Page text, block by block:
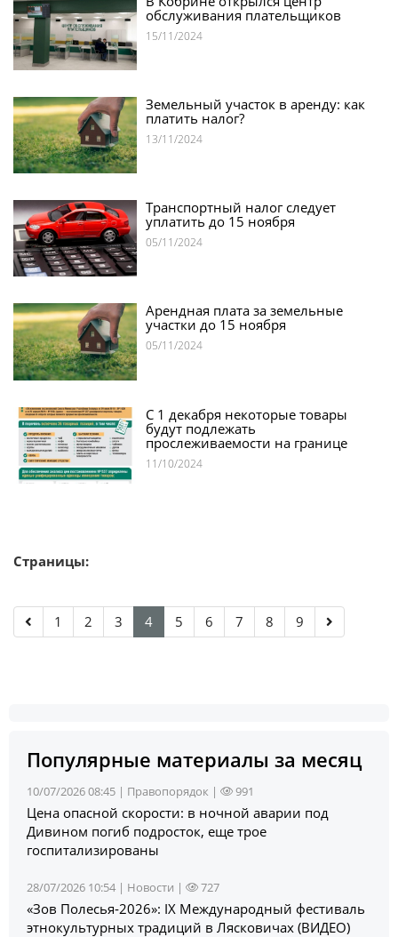
15/11/2024
обслуживания плательщиков
13/11/2024
Земельный участок в аренду: как
платить налог?
05/11/2024
Транспортный налог следует
уплатить до 15 ноября
05/11/2024
Арендная плата за земельные
участки до 15 ноября
11/10/2024
С 1 декабря некоторые товары
будут подлежать
прослеживаемости на границе
Страницы:
1 2 3 4 5 6 7 8 9
Популярные материалы за месяц
10/07/2026 08:45 | Правопорядок | 991
Цена опасной скорости: в ночной аварии под
Дивином погиб подросток, еще трое
госпитализированы
28/07/2026 10:54 | Новости | 727
«Зов Полесья‑2026»: IX Международный фестиваль
этнокультурных традиций в Лясковичах (ВИДЕО)